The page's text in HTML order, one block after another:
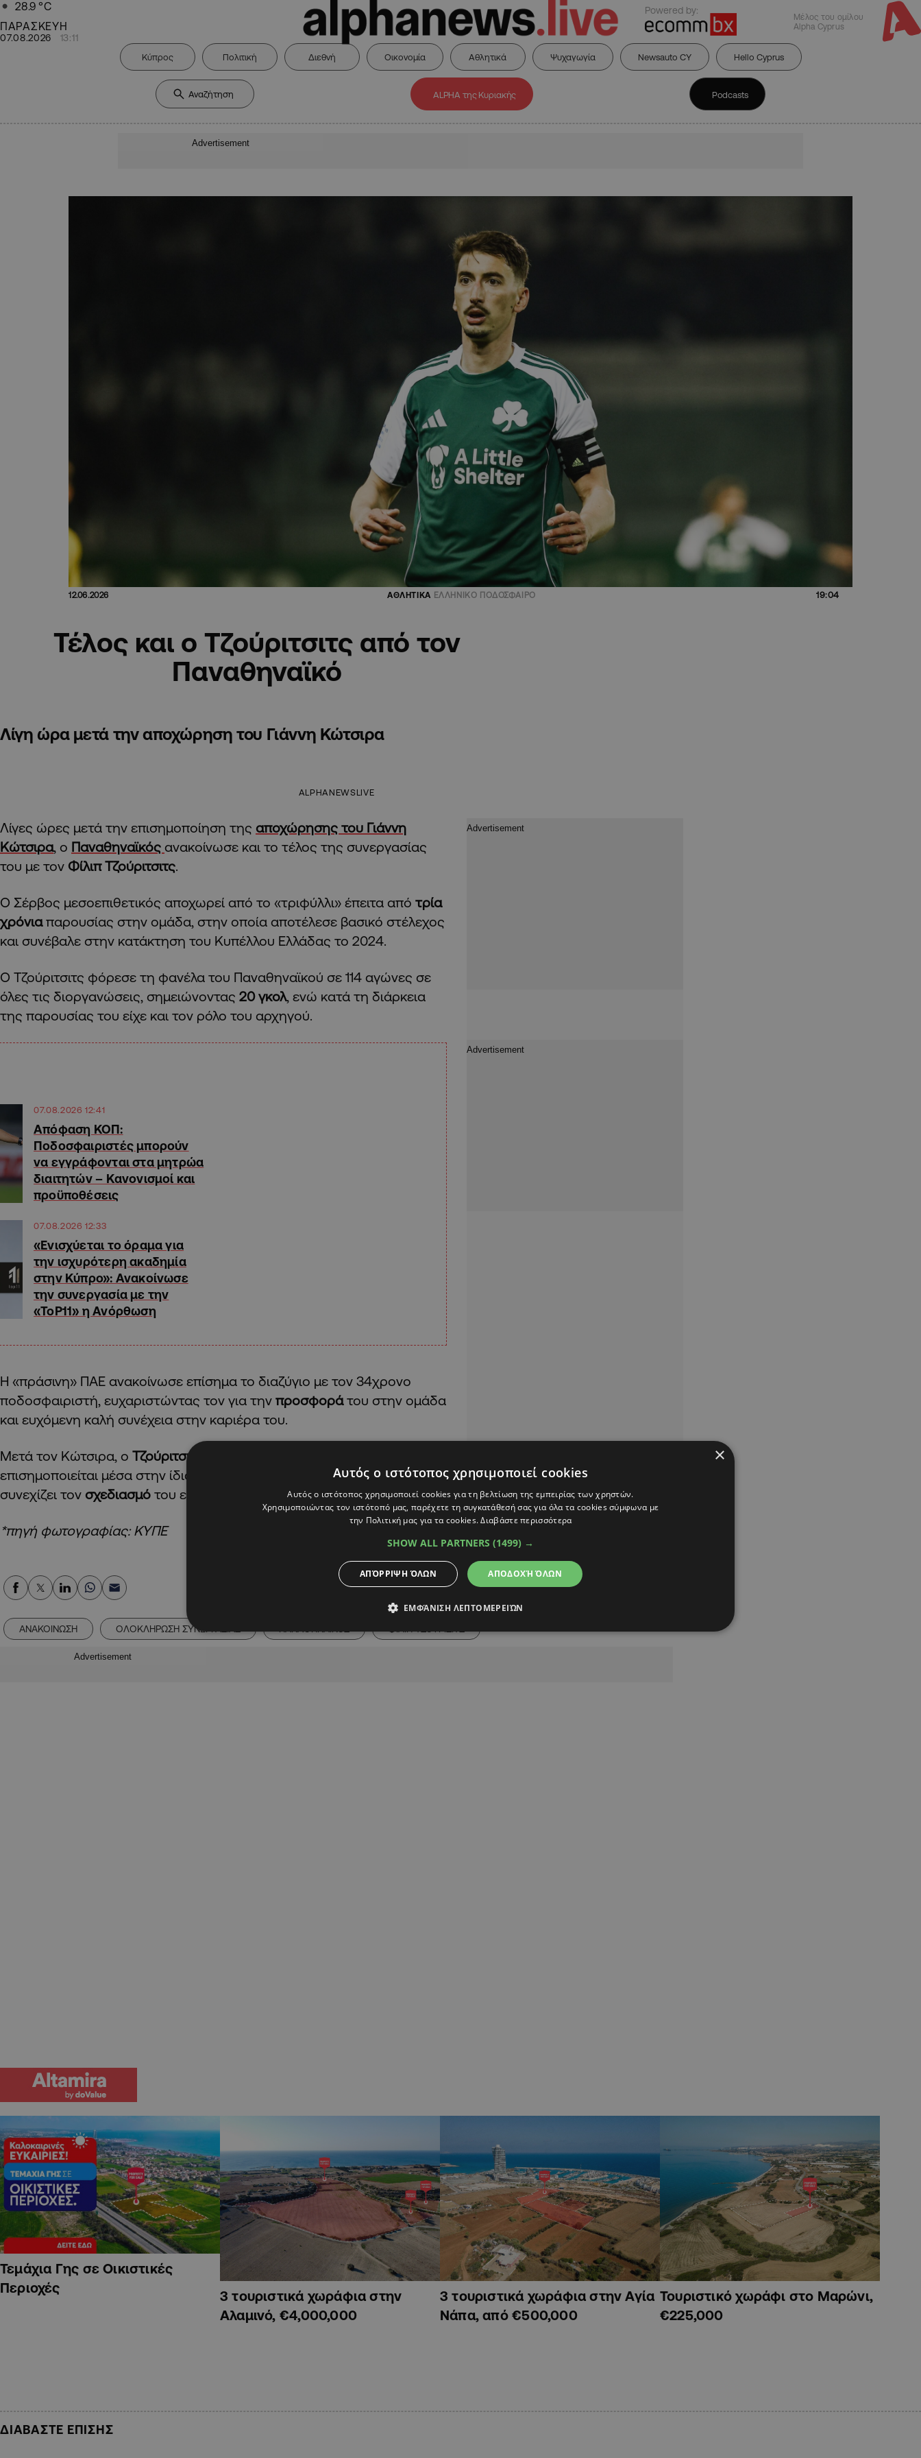
28.9 °C
ΠΑΡΑΣΚΕΥΗ
07.08.2026 13:11
Powered by:
Μέλος του ομίλου
Alpha Cyprus
Κύπρος Πολιτική Διεθνή Οικονομία Αθλητικά Ψυχαγωγία Newsauto CY Hello Cyprus
ALPHA της Κυριακής Podcasts
Advertisement
12.06.2026 ΑΘΛΗΤΙΚΑ ΕΛΛΗΝΙΚΟ ΠΟΔΟΣΦΑΙΡΟ 19:04
Τέλος και ο Τζούριτσιτς από τον
Παναθηναϊκό
Λίγη ώρα μετά την αποχώρηση του Γιάννη Κώτσιρα
ALPHANEWSLIVE
Λίγες ώρες μετά την επισημοποίηση της αποχώρησης του Γιάννη
Κώτσιρα, ο Παναθηναϊκός ανακοίνωσε και το τέλος της συνεργασίας
του με τον Φίλιπ Τζούριτσιτς.
Ο Σέρβος μεσοεπιθετικός αποχωρεί από το «τριφύλλι» έπειτα από τρία
χρόνιαπαρουσίας στην ομάδα, στην οποία αποτέλεσε βασικό στέλεχος
και συνέβαλε στην κατάκτηση του Κυπέλλου Ελλάδας το 2024.
Ο Τζούριτσιτς φόρεσε τη φανέλα του Παναθηναϊκού σε 114 αγώνες σε
όλες τις διοργανώσεις, σημειώνοντας 20 γκολ, ενώ κατά τη διάρκεια
της παρουσίας του είχε και τον ρόλο του αρχηγού.
07.08.2026 12:41
Απόφαση ΚΟΠ:
Ποδοσφαιριστές μπορούν
να εγγράφονται στα μητρώα
διαιτητών – Κανονισμοί και
προϋποθέσεις
07.08.2026 12:33
«Ενισχύεται το όραμα για
την ισχυρότερη ακαδημία
στην Κύπρο»: Ανακοίνωσε
την συνεργασία με την
«ToP11» η Ανόρθωση
Η «πράσινη» ΠΑΕ ανακοίνωσε επίσημα το διαζύγιο με τον 34χρονο
ποδοσφαιριστή, ευχαριστώντας τον για την προσφοράτου στην ομάδα
και ευχόμενη καλή συνέχεια στην καριέρα του.
Μετά τον Κώτσιρα, ο Τζούριτσιτς
επισημοποιείται μέσα στην ίδια ημέρα, καθώς ο Παναθηναϊκός
συνεχίζει τον σχεδιασμό του ενόψει της νέας αγωνιστικής περιόδου.
*πηγή φωτογραφίας: ΚΥΠΕ
Alpha Podcasts
ΑΝΑΚΟΙΝΩΣΗ ΟΛΟΚΛΗΡΩΣΗ ΣΥΝΕΡΓΑΣΙΑΣ
Advertisement
Τεμάχια Γης σε Οικιστικές
Περιοχές
3 τουριστικά χωράφια στην
Αλαμινό, €4,000,000
3 τουριστικά χωράφια στην Αγία
Νάπα, από €500,000
Τουριστικό χωράφι στο Μαρώνι,
€225,000
ΔΙΑΒΑΣΤΕ ΕΠΙΣΗΣ
×
Αυτός ο ιστότοπος χρησιμοποιεί cookies
Αυτός ο ιστότοπος χρησιμοποιεί cookies για τη βελτίωση της εμπειρίας των χρηστών.
Χρησιμοποιώντας τον ιστότοπό μας, παρέχετε τη συγκατάθεσή σας για όλα τα cookies σύμφωνα με
την Πολιτική μας για τα cookies.Διαβάστε περισσότερα
SHOW ALL PARTNERS (1499) →
ΑΠΟΔΟΧΉ ΌΛΩΝ
ΑΠΌΡΡΙΨΗ ΌΛΩΝ
ΕΜΦΆΝΙΣΗ ΛΕΠΤΟΜΕΡΕΙΏΝ